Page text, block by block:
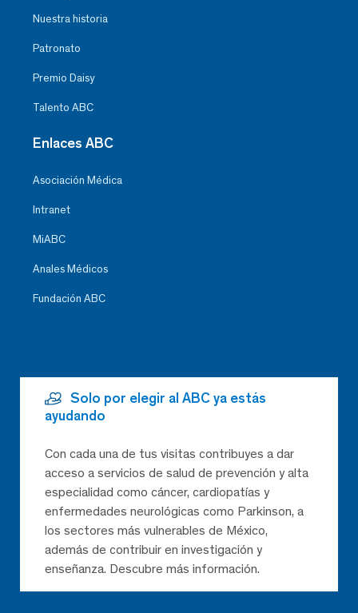
Nuestra historia
Patronato
Premio Daisy
Talento ABC
Enlaces ABC
Asociación Médica
Intranet
MiABC
Anales Médicos
Fundación ABC
Solo por elegir al ABC ya estás
ayudando
Con cada una de tus visitas contribuyes a dar
acceso a servicios de salud de prevención y alta
especialidad como cáncer, cardiopatías y
enfermedades neurológicas como Parkinson, a
los sectores más vulnerables de México,
además de contribuir en investigación y
enseñanza. Descubre más información.